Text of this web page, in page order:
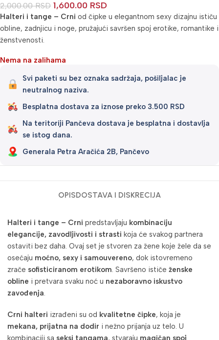
2,000.00RSD 1,600.00 RSD
Halteri i tange – Crni od čipke u elegantnom sexy dizajnu ističu
obline, zadnjicu i noge, pružajući savršen spoj erotike, romantike i
ženstvenosti.
Nema na zalihama
Svi paketi su bez oznaka sadržaja, pošiljalac je
neutralnog naziva.
Besplatna dostava za iznose preko 3.500 RSD
Na teritoriji Pančeva dostava je besplatna i dostavlja
se istog dana.
Generala Petra Aračića 2B, Pančevo
OPISDOSTAVA I DISKRECIJA
Halteri i tange – Crni predstavljaju kombinaciju
elegancije, zavodljivosti i strasti koja će svakog partnera
ostaviti bez daha. Ovaj set je stvoren za žene koje žele da se
osećaju moćno, sexy i samouvereno, dok istovremeno
zrače sofisticiranom erotikom. Savršeno ističe ženske
obline i pretvara svaku noć u nezaboravno iskustvo
zavođenja.
Crni halteri izrađeni su od kvalitetne čipke, koja je
mekana, prijatna na dodir i nežno prijanja uz telo. U
kombinaciji sa seksi tangama, stvaraju magičan spoj